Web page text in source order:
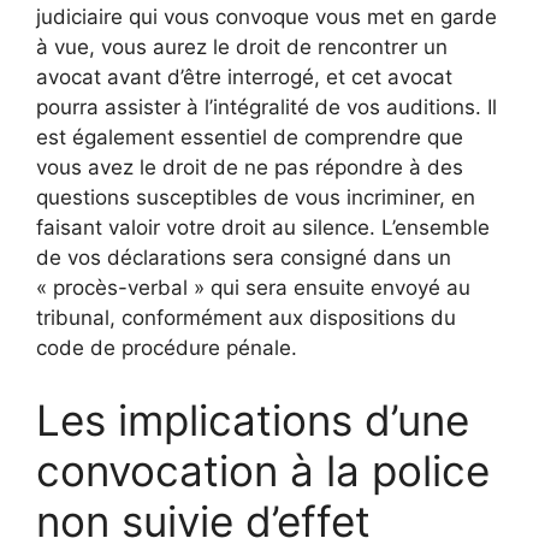
judiciaire qui vous convoque vous met en garde
à vue, vous aurez le droit de rencontrer un
avocat avant d’être interrogé, et cet avocat
pourra assister à l’intégralité de vos auditions. Il
est également essentiel de comprendre que
vous avez le droit de ne pas répondre à des
questions susceptibles de vous incriminer, en
faisant valoir votre droit au silence. L’ensemble
de vos déclarations sera consigné dans un
« procès-verbal » qui sera ensuite envoyé au
tribunal, conformément aux dispositions du
code de procédure pénale.
Les implications d’une
convocation à la police
non suivie d’effet